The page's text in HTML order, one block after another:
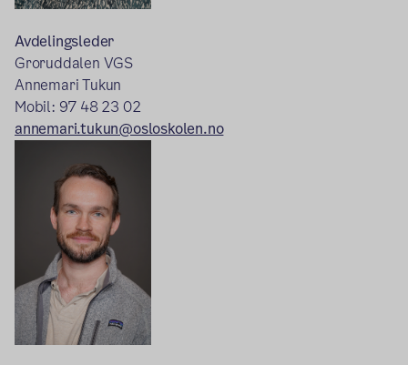
Avdelingsleder
Groruddalen VGS
Annemari Tukun
Mobil: 97 48 23 02
annemari.tukun@osloskolen.no